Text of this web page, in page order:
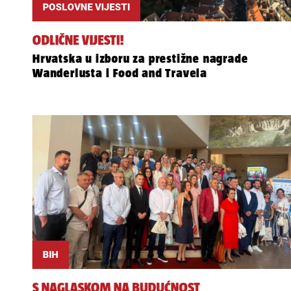
POSLOVNE VIJESTI
ODLIČNE VIJESTI!
Hrvatska u izboru za prestižne nagrade
Wanderlusta i Food and Travela
BIH
S NAGLASKOM NA BUDUĆNOST